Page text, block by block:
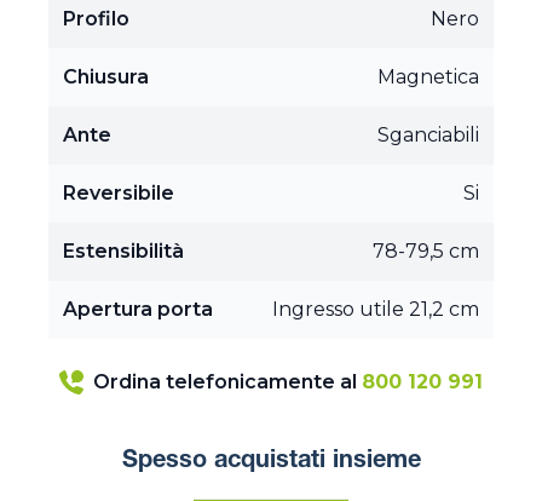
Profilo Nero
Chiusura Magnetica
Ante Sganciabili
Reversibile Si
Estensibilità 78-79,5 cm
Apertura porta Ingresso utile 21,2 cm
Ordina telefonicamente al 800 120 991
Spesso acquistati insieme